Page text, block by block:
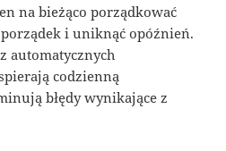
na bieżąco porządkować
i uniknąć opóźnień.
automatycznych
codzienną
błędy wynikające z